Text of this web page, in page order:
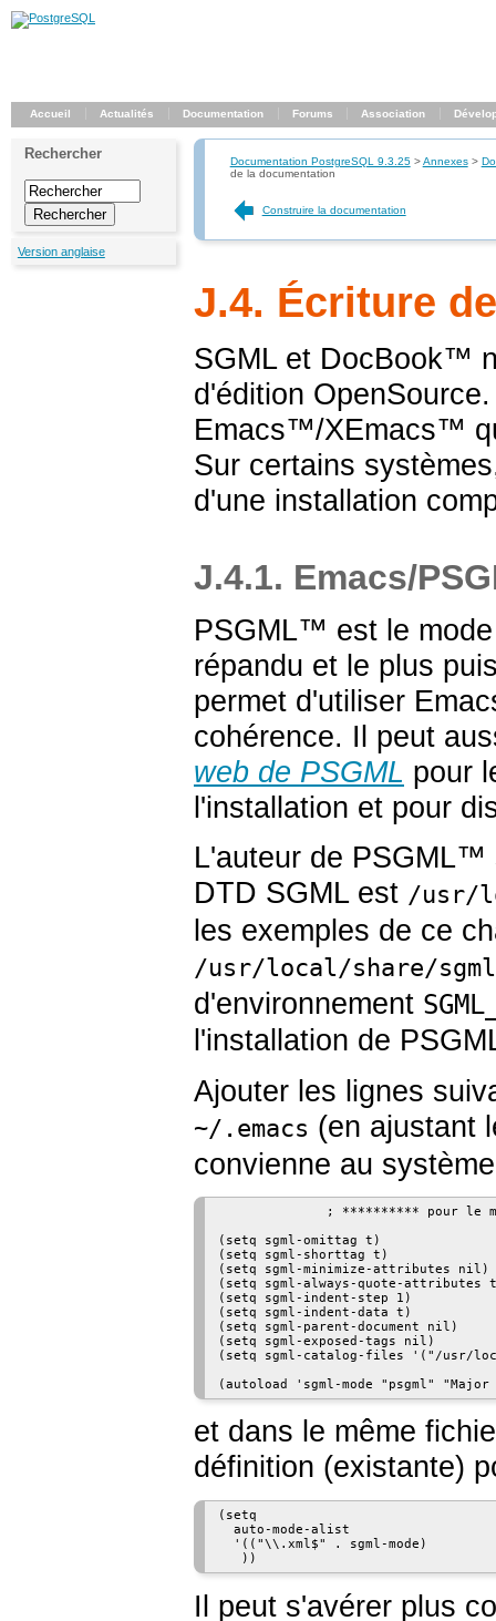
Accueil Actualités Documentation Forums Association
Rechercher
Version anglaise
Documentation PostgreSQL 9.3.25>Annexes>
de la documentation
Construire la documentation
J.4. Écriture
SGMLet DocBook™
d'édition
Emacs™/XEmacs™
Sur certains
d'une installation
J.4.1. Emacs/
PSGML™ est le
répandu et le plus
permet d'utiliser
cohérence. Il peut
web de PSGML pour
l'installation et pour
L'auteur de PSGML™
DTD SGMLest /usr/
les exemples de ce
/usr/local/share/sgml
d'environnement
l'installation de
Ajouter les lignes
~/.emacs (en ajustant
convienne au
; ********** pour le
(setq sgml-omittag t)
(setq sgml-shorttag t)
(setq sgml-minimize-attributes nil)
(setq sgml-always-quote-attributes
(setq sgml-indent-step 1)
(setq sgml-indent-data t)
(setq sgml-parent-document nil)
(setq sgml-exposed-tags nil)
(setq sgml-catalog-files '("/usr/
et dans le même
définition (existante)
(setq
  auto-mode-alist
  '(("\\.xml$" . sgml-mode)
Il peut s'avérer plus